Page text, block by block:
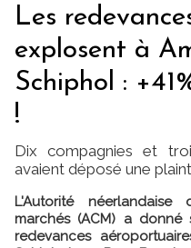
Les
explosent à
Schiphol :
!
Dix compagnies et
avaient déposé une
L'Autorité
marchés (ACM) a
redevances